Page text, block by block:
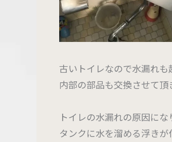
古いトイレなので水漏れ
内部の部品も交換させて頂
トイレの水漏れの原因に
タンクに水を溜める浮き